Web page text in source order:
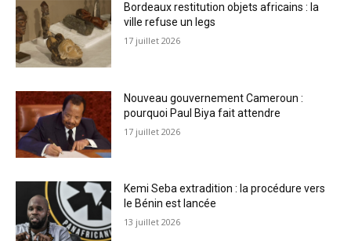
Bordeaux restitution objets africains : la
ville refuse un legs
17 juillet 2026
Nouveau gouvernement Cameroun :
pourquoi Paul Biya fait attendre
17 juillet 2026
Kemi Seba extradition : la procédure vers
le Bénin est lancée
13 juillet 2026